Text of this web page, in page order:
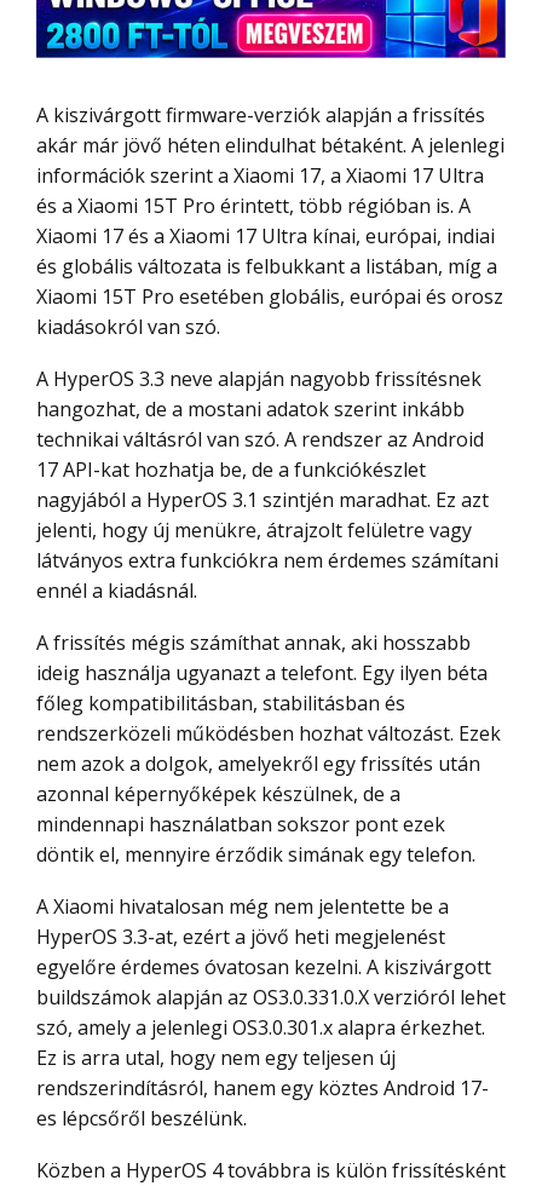
A kiszivárgott firmware-verziók alapján a frissítés
akár már jövő héten elindulhat bétaként. A jelenlegi
információk szerint a Xiaomi 17, a Xiaomi 17 Ultra
és a Xiaomi 15T Pro érintett, több régióban is. A
Xiaomi 17 és a Xiaomi 17 Ultra kínai, európai, indiai
és globális változata is felbukkant a listában, míg a
Xiaomi 15T Pro esetében globális, európai és orosz
kiadásokról van szó.
A HyperOS 3.3 neve alapján nagyobb frissítésnek
hangozhat, de a mostani adatok szerint inkább
technikai váltásról van szó. A rendszer az Android
17 API-kat hozhatja be, de a funkciókészlet
nagyjából a HyperOS 3.1 szintjén maradhat. Ez azt
jelenti, hogy új menükre, átrajzolt felületre vagy
látványos extra funkciókra nem érdemes számítani
ennél a kiadásnál.
A frissítés mégis számíthat annak, aki hosszabb
ideig használja ugyanazt a telefont. Egy ilyen béta
főleg kompatibilitásban, stabilitásban és
rendszerközeli működésben hozhat változást. Ezek
nem azok a dolgok, amelyekről egy frissítés után
azonnal képernyőképek készülnek, de a
mindennapi használatban sokszor pont ezek
döntik el, mennyire érződik simának egy telefon.
A Xiaomi hivatalosan még nem jelentette be a
HyperOS 3.3-at, ezért a jövő heti megjelenést
egyelőre érdemes óvatosan kezelni. A kiszivárgott
buildszámok alapján az OS3.0.331.0.X verzióról lehet
szó, amely a jelenlegi OS3.0.301.x alapra érkezhet.
Ez is arra utal, hogy nem egy teljesen új
rendszerindításról, hanem egy köztes Android 17-
es lépcsőről beszélünk.
Közben a HyperOS 4 továbbra is külön frissítésként